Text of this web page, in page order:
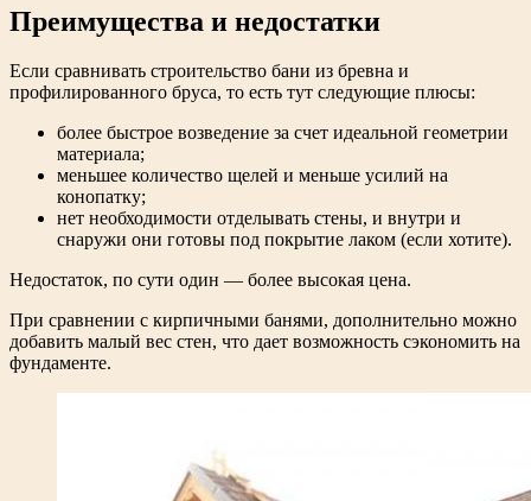
Преимущества и недостатки
Если сравнивать строительство бани из бревна и
профилированного бруса, то есть тут следующие плюсы:
более быстрое возведение за счет идеальной геометрии
материала;
меньшее количество щелей и меньше усилий на
конопатку;
нет необходимости отделывать стены, и внутри и
снаружи они готовы под покрытие лаком (если хотите).
Недостаток, по сути один — более высокая цена.
При сравнении с кирпичными банями, дополнительно можно
добавить малый вес стен, что дает возможность сэкономить на
фундаменте.